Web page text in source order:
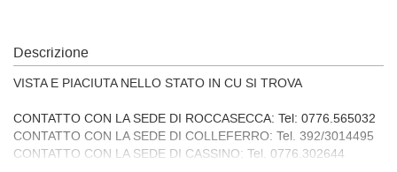
Descrizione
VISTA E PIACIUTA NELLO STATO IN CU SI TROVA
CONTATTO CON LA SEDE DI ROCCASECCA: Tel: 0776.565032
CONTATTO CON LA SEDE DI COLLEFERRO: Tel. 392/3014495
CONTATTO CON LA SEDE DI CASSINO: Tel. 0776.302644